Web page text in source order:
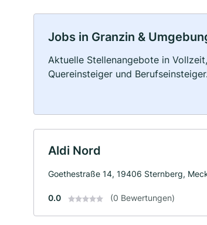
Jobs in Granzin &
Aktuelle Stellenangebote in
Quereinsteiger und
Aldi Nord
Goethestraße 14, 19406 Sternberg,
0.0 (0 Bewertungen)